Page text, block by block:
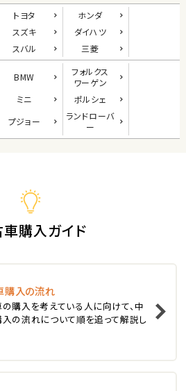
ダイハツ
コペン
2
ロードスター
ホンダ
S660
1位
トヨタ
ホンダ
スズキ
ダイハツ
スバル 三菱
BMW
フォルクス
ワーゲン
ミニ
ポルシェ
プジョー ランドローバ
ー
購入ガイド
購入の流れ
購入を考えている人に向けて、中
の流れについて順を追って解説し